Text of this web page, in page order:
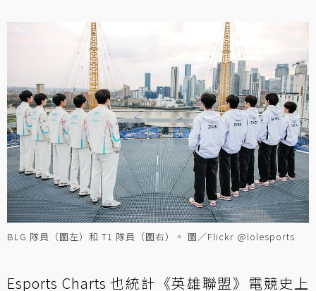
BLG 隊員（圖左）和 T1 隊員（圖右）。 圖／Flickr @lolesports
Esports Charts 也統計《英雄聯盟》電競史上